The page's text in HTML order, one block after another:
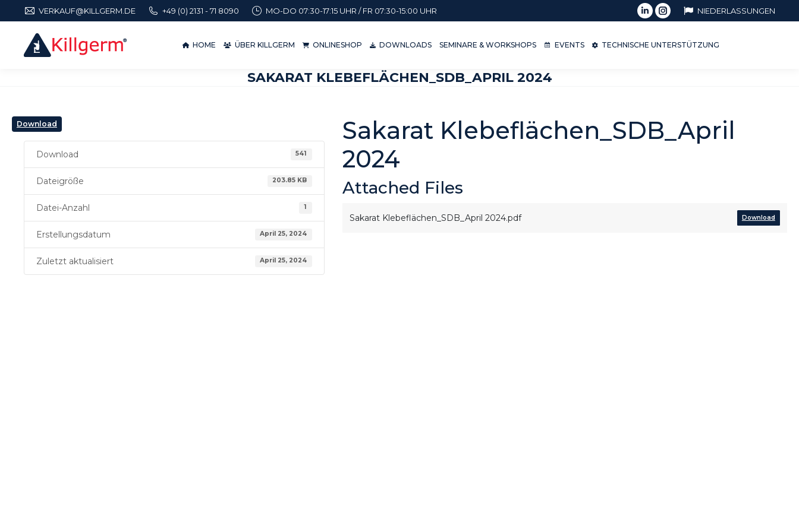
VERKAUF@KILLGERM.DE +49 (0) 2131 - 71 8090 MO-DO 07:30-17:15 UHR / FR 07:30-15:00 UHR NIEDERLASSUNGEN
HOME ÜBER KILLGERM ONLINESHOP DOWNLOADS SEMINARE & WORKSHOPS EVENTS TECHNISCHE UNTERSTÜTZUNG
SAKARAT KLEBEFLÄCHEN_SDB_APRIL 2024
Download
Download 541
Dateigröße 203.85 KB
Datei-Anzahl 1
Erstellungsdatum April 25, 2024
Zuletzt aktualisiert April 25, 2024
Sakarat Klebeflächen_SDB_April
2024
Attached Files
Sakarat Klebeflächen_SDB_April 2024.pdf Download
ÜBER KILLGERM ONLINESHOP TECHNISCHE UNTERSTÜTZUNG